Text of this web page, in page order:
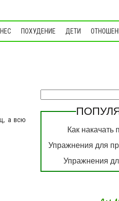
ПОХУДЕНИЕ ДЕТИ
а всю
Как накачать
Упражнения для
Упражнения